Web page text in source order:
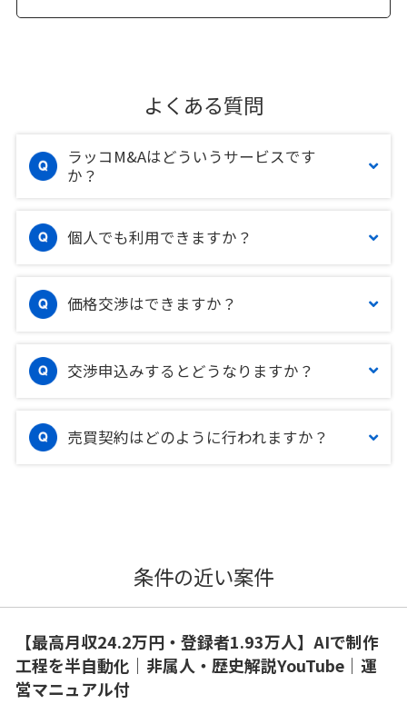
よくある質問
ラッコM&Aはどういうサービスです
か？
個人でも利用できますか？
価格交渉はできますか？
交渉申込みするとどうなりますか？
売買契約はどのように行われますか？
条件の近い案件
【最高月収24.2万円・登録者1.93万人】AIで制作
工程を半自動化｜非属人・歴史解説YouTube｜運
営マニュアル付